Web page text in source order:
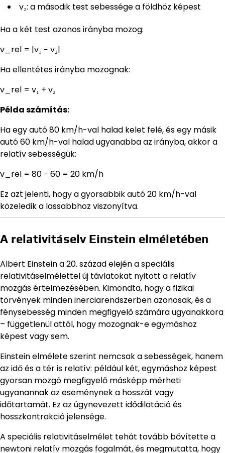
v₂: a második test sebessége a földhöz képest
Ha a két test azonos irányba mozog:
v_rel = |v₁ − v₂|
Ha ellentétes irányba mozognak:
v_rel = v₁ + v₂
Példa számítás:
Ha egy autó 80 km/h-val halad kelet felé, és egy másik
autó 60 km/h-val halad ugyanabba az irányba, akkor a
relatív sebességük:
v_rel = 80 − 60 = 20 km/h
Ez azt jelenti, hogy a gyorsabbik autó 20 km/h-val
közeledik a lassabbhoz viszonyítva.
A relativitáselv Einstein elméletében
Albert Einstein a 20. század elején a speciális
relativitáselmélettel új távlatokat nyitott a relatív
mozgás értelmezésében. Kimondta, hogy a fizikai
törvények minden inerciarendszerben azonosak, és a
fénysebesség minden megfigyelő számára ugyanakkora
– függetlenül attól, hogy mozognak-e egymáshoz
képest vagy sem.
Einstein elmélete szerint nemcsak a sebességek, hanem
az idő és a tér is relatív: például két, egymáshoz képest
gyorsan mozgó megfigyelő másképp mérheti
ugyanannak az eseménynek a hosszát vagy
időtartamát. Ez az úgynevezett idődilatáció és
hosszkontrakció jelensége.
A speciális relativitáselmélet tehát tovább bővítette a
newtoni relatív mozgás fogalmát, és megmutatta, hogy